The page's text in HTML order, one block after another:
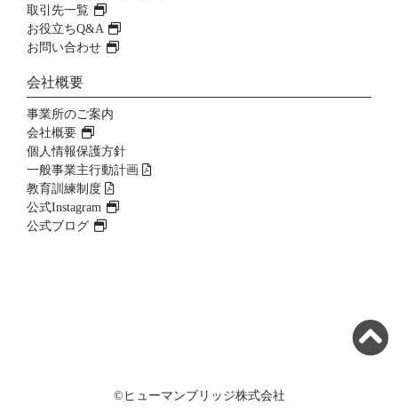
取引先一覧
お役立ちQ&A
お問い合わせ
会社概要
事業所のご案内
会社概要
個人情報保護方針
一般事業主行動計画
教育訓練制度
公式Instagram
公式ブログ
©ヒューマンブリッジ株式会社